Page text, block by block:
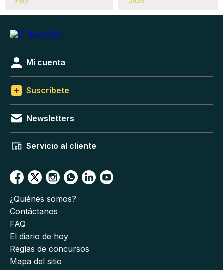
Mi cuenta
Suscríbete
Newsletters
Servicio al cliente
¿Quiénes somos?
Contáctanos
FAQ
El diario de hoy
Reglas de concursos
Mapa del sitio